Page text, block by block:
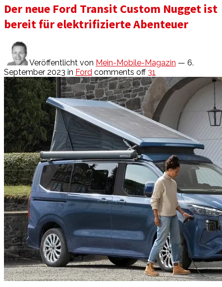
Der neue Ford Transit Custom Nugget ist
bereit für elektrifizierte Abenteuer
Veröffentlicht von Mein-Mobile-Magazin — 6.
September 2023 in Ford comments off 31